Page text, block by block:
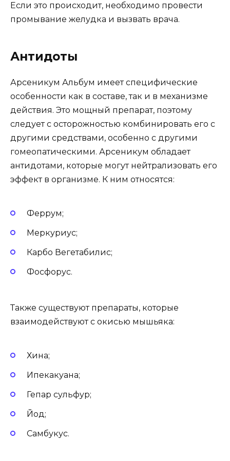
Если это происходит, необходимо провести
промывание желудка и вызвать врача.
Антидоты
Арсеникум Альбум имеет специфические
особенности как в составе, так и в механизме
действия. Это мощный препарат, поэтому
следует с осторожностью комбинировать его с
другими средствами, особенно с другими
гомеопатическими. Арсеникум обладает
антидотами, которые могут нейтрализовать его
эффект в организме. К ним относятся:
Феррум;
Меркуриус;
Карбо Вегетабилис;
Фосфорус.
Также существуют препараты, которые
взаимодействуют с окисью мышьяка:
Хина;
Ипекакуана;
Гепар сульфур;
Йод;
Самбукус.